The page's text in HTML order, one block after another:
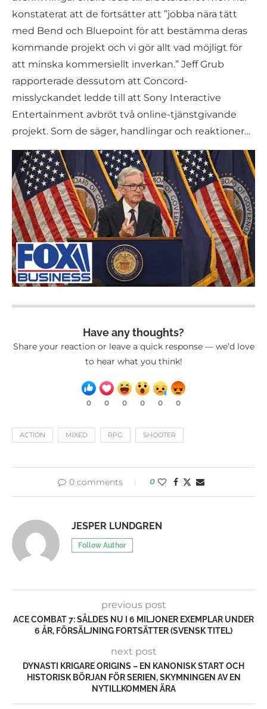
konstaterat att de fortsätter att ”jobba nära tätt
med Bend och Bluepoint för att bestämma deras
kommande projekt och vi gör allt vad möjligt för
att minska kommersiellt inverkan.” Jeff Grub
rapporterade dessutom att Concord-
misslyckandet ledde till att Sony Interactive
Entertainment avbröt två online-tjänstgivande
projekt. Som de säger, handlingar och reaktioner…
Have any thoughts?
Share your reaction or leave a quick response — we’d love
to hear what you think!
0 0 0 0 0 0
ACTION MIXED RPG SHOOTER
0 comments 0
JESPER LUNDGREN
Follow Author
previous post
ACE COMBAT 7: SÅLDES NU I 6 MILJONER EXEMPLAR UNDER
6 ÅR, FÖRSÄLJNING FORTSÄTTER (SVENSK TITEL)
next post
DYNASTI KRIGARE ORIGINS – EN KANONISK START OCH
HISTORISK BÖRJAN FÖR SERIEN, SKYMNINGEN AV EN
NYTILLKOMMEN ÄRA